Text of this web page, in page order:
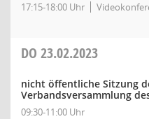
17:15-18:00 Uhr
DO 23.02.2023
nicht öffentliche Sitzung
Verbandsversammlung
09:30-11:00 Uhr